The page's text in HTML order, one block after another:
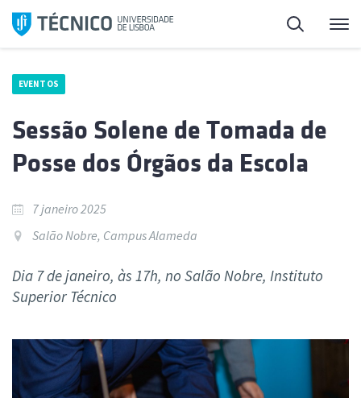
Saltar
para
Pesquisa
EVENTOS
Sessão Solene de Tomada de
Posse dos Órgãos da Escola
7 janeiro 2025
Salão Nobre, Campus Alameda
Dia 7 de janeiro, às 17h, no Salão Nobre, Instituto
Superior Técnico